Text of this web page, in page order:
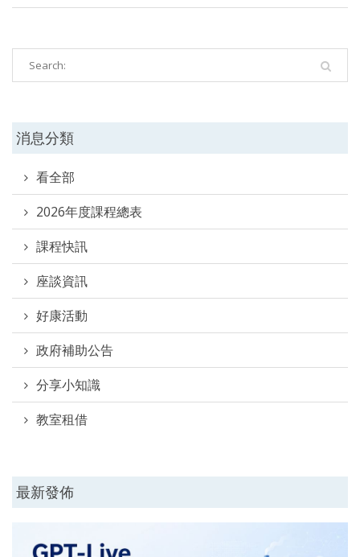
消息分類
看全部
2026年度課程總表
課程快訊
座談資訊
好康活動
政府補助公告
分享小知識
教室租借
最新發佈